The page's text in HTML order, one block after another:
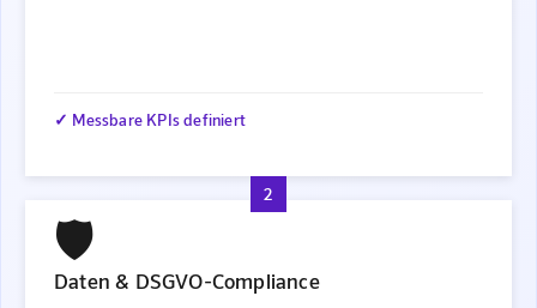
✓ Messbare KPIs definiert
2
🛡️
Daten & DSGVO-Compliance